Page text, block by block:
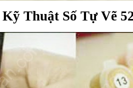
Thuật Số Tự Vẽ